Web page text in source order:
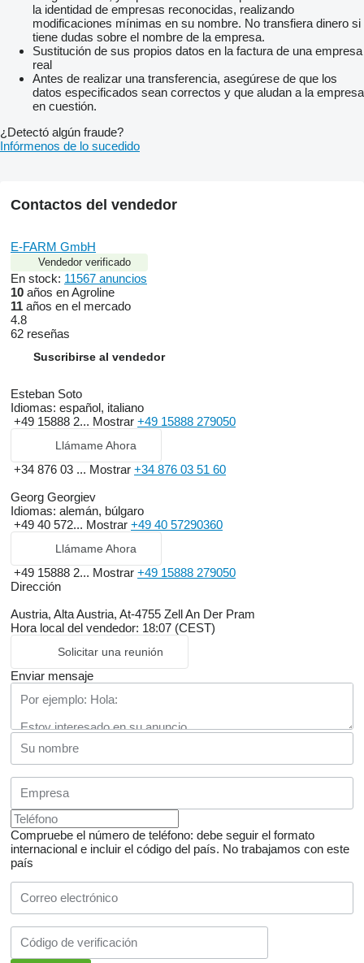
la identidad de empresas reconocidas, realizando
modificaciones mínimas en su nombre. No transfiera dinero si
tiene dudas sobre el nombre de la empresa.
Sustitución de sus propios datos en la factura de una empresa
real
Antes de realizar una transferencia, asegúrese de que los
datos especificados sean correctos y que aludan a la empresa
en cuestión.
¿Detectó algún fraude?
Infórmenos de lo sucedido
Contactos del vendedor
E-FARM GmbH
Vendedor verificado
En stock: 11567 anuncios
10 años en Agroline
11 años en el mercado
4.8
62 reseñas
Suscribirse al vendedor
Esteban Soto
Idiomas: español, italiano
+49 15888 2... Mostrar +49 15888 279050
Llámame Ahora
+34 876 03 ... Mostrar +34 876 03 51 60
Georg Georgiev
Idiomas: alemán, búlgaro
+49 40 572... Mostrar +49 40 57290360
Llámame Ahora
+49 15888 2... Mostrar +49 15888 279050
Dirección
Austria, Alta Austria, At-4755 Zell An Der Pram
Hora local del vendedor: 18:07 (CEST)
Solicitar una reunión
Enviar mensaje
Compruebe el número de teléfono: debe seguir el formato
internacional e incluir el código del país. No trabajamos con este
país